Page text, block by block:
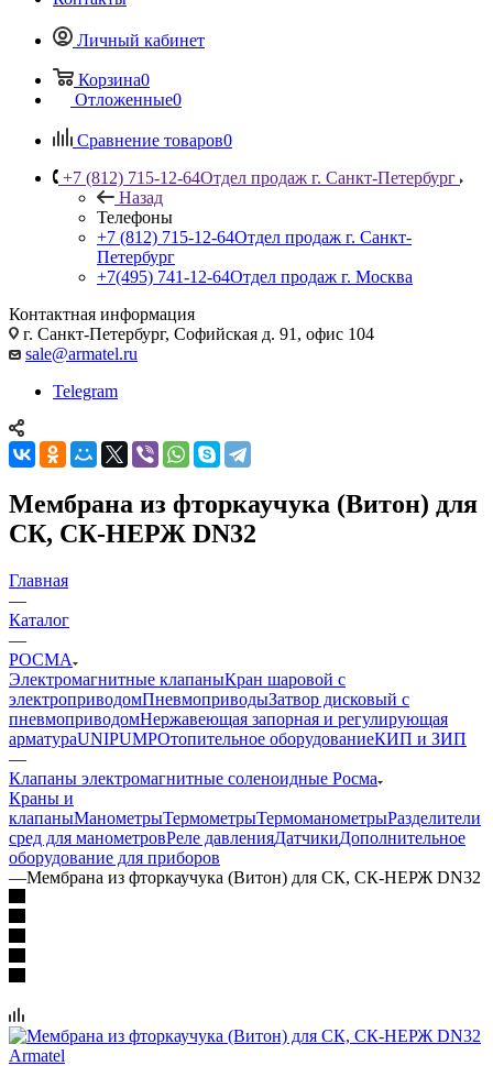
Личный кабинет
Корзина0
Отложенные0
Сравнение товаров0
+7 (812) 715-12-64Отдел продаж г. Санкт-Петербург
Назад
Телефоны
+7 (812) 715-12-64Отдел продаж г. Санкт-
Петербург
+7(495) 741-12-64Отдел продаж г. Москва
Контактная информация
г. Санкт-Петербург, Софийская д. 91, офис 104
sale@armatel.ru
Telegram
Мембрана из фторкаучука (Витон) для
СК, СК-НЕРЖ DN32
Главная
—
Каталог
—
РОСМА
Электромагнитные клапаныКран шаровой с
электроприводомПневмоприводыЗатвор дисковый с
пневмоприводомНержавеющая запорная и регулирующая
арматураUNIPUMPОтопительное оборудованиеКИП и ЗИП
—
Клапаны электромагнитные соленоидные Росма
Краны и
клапаныМанометрыТермометрыТермоманометрыРазделители
сред для манометровРеле давленияДатчикиДополнительное
оборудование для приборов
—Мембрана из фторкаучука (Витон) для СК, СК-НЕРЖ DN32